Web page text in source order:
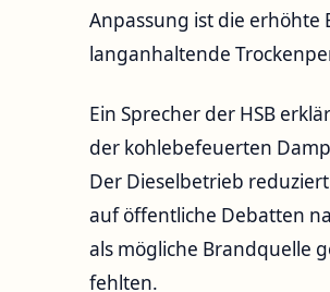
Anpassung ist die erhöhte
langanhaltende
Ein Sprecher der HSB
der kohlebefeuerten
Der Dieselbetrieb
auf öffentliche Debatten
als mögliche Brandquelle
fehlten.